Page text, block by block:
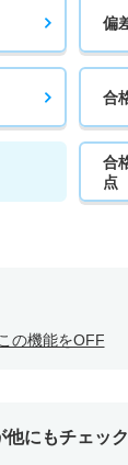
偏
合
合
点
この機能をOFF
他にもチェッ